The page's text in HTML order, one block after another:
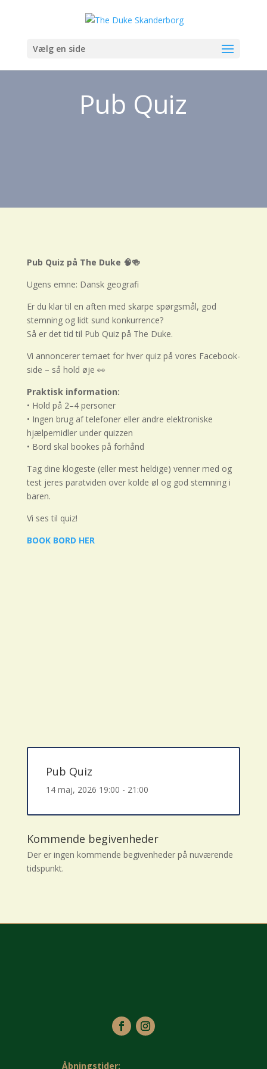
Vælg en side
Pub Quiz
Pub Quiz på The Duke 🧠🍻
Ugens emne: Dansk geografi
Er du klar til en aften med skarpe spørgsmål, god
stemning og lidt sund konkurrence?
Så er det tid til Pub Quiz på The Duke.
Vi annoncerer temaet for hver quiz på vores Facebook-
side – så hold øje 👀
Praktisk information:
• Hold på 2–4 personer
• Ingen brug af telefoner eller andre elektroniske
hjælpemidler under quizzen
• Bord skal bookes på forhånd
Tag dine klogeste (eller mest heldige) venner med og
test jeres paratviden over kolde øl og god stemning i
baren.
Vi ses til quiz!
BOOK BORD HER
Pub Quiz
14 maj, 2026 19:00 - 21:00
Kommende begivenheder
Der er ingen kommende begivenheder på nuværende
tidspunkt.
Åbningstider: